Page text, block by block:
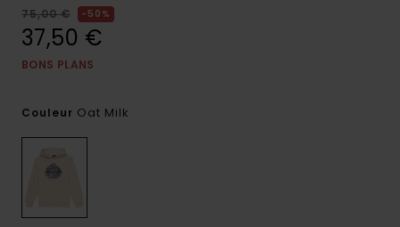
75,00 €
50%
37,50 €
BONS PLANS
Couleur Oat Milk